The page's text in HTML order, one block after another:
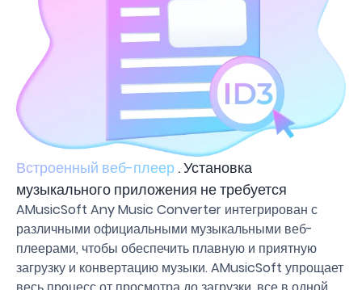
Встроенный веб-плеер . Установка
музыкального приложения не требуется
AMusicSoft Any Music Converter интегрирован с
различными официальными музыкальными веб-
плеерами, чтобы обеспечить плавную и приятную
загрузку и конвертацию музыки. AMusicSoft упрощает